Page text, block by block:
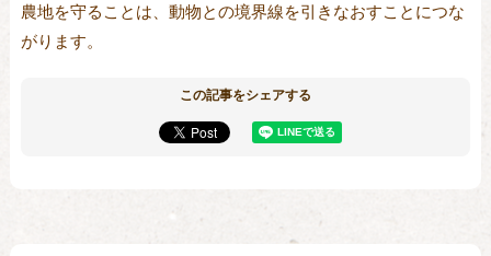
農地を守ることは、動物との境界線を引きなおすことにつな
がります。
この記事をシェアする